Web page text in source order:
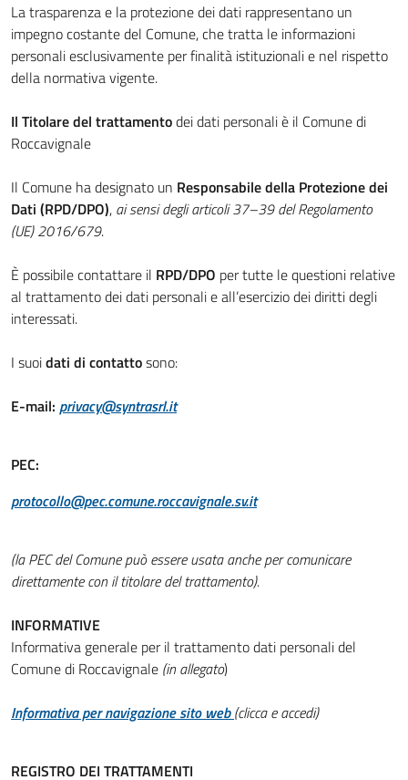
La trasparenza e la protezione dei dati rappresentano un
impegno costante del Comune, che tratta le informazioni
personali esclusivamente per finalità istituzionali e nel rispetto
della normativa vigente.
Il Titolare del trattamentodei dati personali è il Comune di
Roccavignale
Il Comune ha designato un Responsabile della Protezione dei
Dati (RPD/DPO), ai sensi degli articoli 37–39 del Regolamento
(UE) 2016/679.
È possibile contattare il RPD/DPO per tutte le questioni relative
al trattamento dei dati personali e all’esercizio dei diritti degli
interessati.
I suoidati di contattosono:
E-mail: privacy@syntrasrl.it
PEC:
protocollo@pec.comune.roccavignale.sv.it
(la PEC del Comune può essere usata anche per comunicare
direttamente con il titolare del trattamento).
INFORMATIVE
Informativa generale per il trattamento dati personali del
Comune di Roccavignale (in allegato)
Informativa per navigazione sito web(clicca e accedi)
REGISTRO DEI TRATTAMENTI